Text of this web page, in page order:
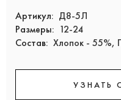
Артикул: Д8-5Л
Размеры: 12-24
Состав: Хлопок - 55%,
УЗНАТЬ